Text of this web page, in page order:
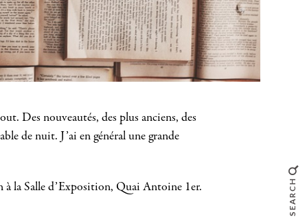
Des nouveautés, des plus anciens, des
de nuit. J’ai en général une grande
à la Salle d’Exposition, Quai Antoine 1er.
SEARCH